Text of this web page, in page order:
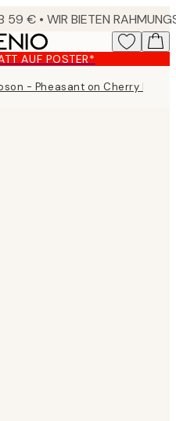
AUF POSTER*
- Pheasant on Cherry